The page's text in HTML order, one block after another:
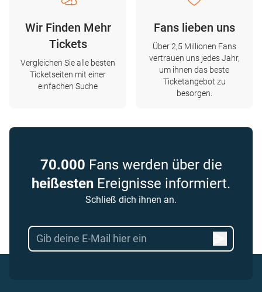
Wir Finden Mehr
Tickets
Vergleichen Sie alle besten
Ticketseiten mit einer
einfachen Suche
Fans lieben uns
Über 2,5 Millionen Fans
vertrauen uns jedes Jahr,
um ihnen das beste
Ticketangebot zu
besorgen.
70.000 Fans werden über die
heißesten Ereignisse informiert.
Schließ dich ihnen an.